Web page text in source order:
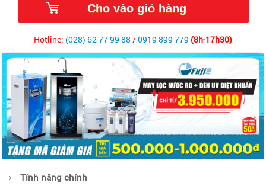
Hotline: (028) 62 77 99 88 /0919 899 779 (8h-17h30)
Tính năng chính